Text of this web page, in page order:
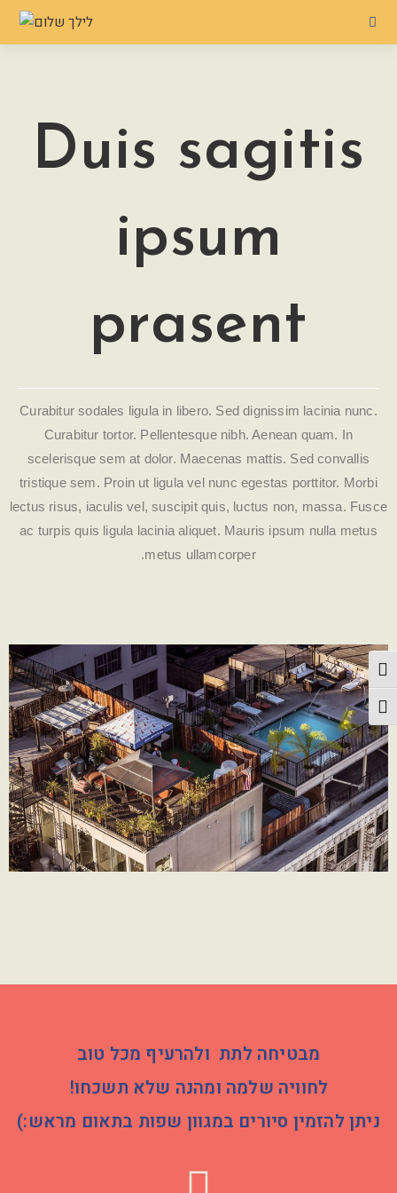
הפעל/כבה ניגודיות גבוהה
מתג גודל גופן
Duis sagitis
ipsum
prasent
Curabitur sodales ligula in libero. Sed dignissim lacinia nunc.
Curabitur tortor. Pellentesque nibh. Aenean quam. In
scelerisque sem at dolor. Maecenas mattis. Sed convallis
tristique sem. Proin ut ligula vel nunc egestas porttitor. Morbi
lectus risus, iaculis vel, suscipit quis, luctus non, massa. Fusce
ac turpis quis ligula lacinia aliquet. Mauris ipsum nulla metus
metus ullamcorper.
מבטיחה לתת ולהרעיף מכל טוב
לחוויה שלמה ומהנה שלא תשכחו!
ניתן להזמין סיורים במגוון שפות בתאום מראש:)